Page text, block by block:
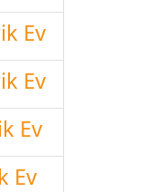
Ev
Ev
Ev
Ev